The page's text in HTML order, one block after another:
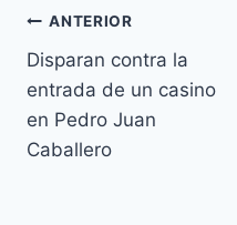
ANTERIOR
Disparan contra la
entrada de un casino
en Pedro Juan
Caballero